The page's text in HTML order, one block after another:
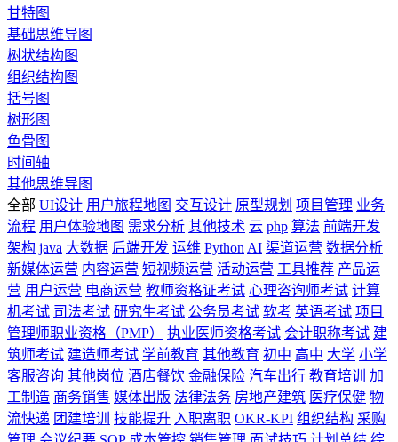
甘特图
基础思维导图
树状结构图
组织结构图
括号图
树形图
鱼骨图
时间轴
其他思维导图
全部 UI设计 用户旅程地图 交互设计 原型规划 项目管理 业务
流程 用户体验地图 需求分析 其他技术 云 php 算法 前端开发
架构 java 大数据 后端开发 运维 Python AI 渠道运营 数据分析
新媒体运营 内容运营 短视频运营 活动运营 工具推荐 产品运
营 用户运营 电商运营 教师资格证考试 心理咨询师考试 计算
机考试 司法考试 研究生考试 公务员考试 软考 英语考试 项目
管理师职业资格（PMP）
执业医师资格考试 会计职称考试 建
筑师考试 建造师考试 学前教育 其他教育 初中 高中 大学 小学
客服咨询 其他岗位 酒店餐饮 金融保险 汽车出行 教育培训
加
工制造 商务销售 媒体出版 法律法务 房地产建筑 医疗保健 物
流快递 团建培训 技能提升 入职离职 OKR-KPI 组织结构 采购